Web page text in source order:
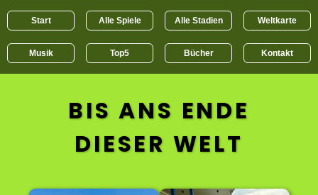
Start Alle Spiele Alle Stadien Weltkarte
Musik Top5 Bücher Kontakt
BIS ANS ENDE
DIESER WELT